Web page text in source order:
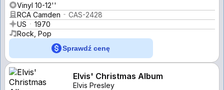
Vinyl 10-12''
RCA Camden
CAS-2428
US
1970
Rock, Pop
Sprawdź cenę
Elvis' Christmas Album
Elvis Presley